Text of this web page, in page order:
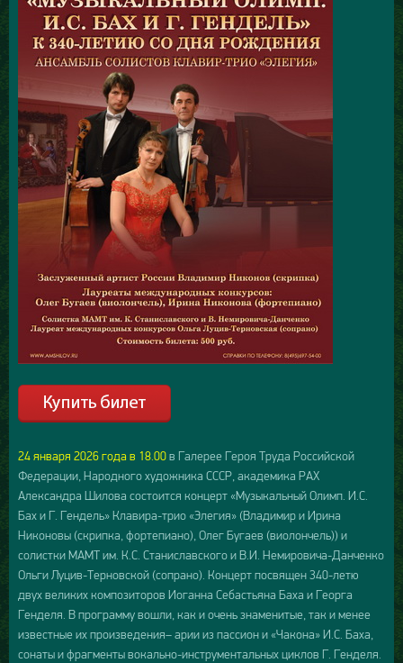
24 января 2026 года в 18.00в Галерее Героя Труда Российской
Федерации, Народного художника СССР, академика РАХ
Александра Шилова состоится концерт «Музыкальный Олимп. И.С.
Бах и Г. Гендель» Клавира-трио «Элегия» (Владимир и Ирина
Никоновы (скрипка, фортепиано), Олег Бугаев (виолончель)) и
солистки МАМТ им. К.С. Станиславского и В.И. Немировича-Данченко
Ольги Луцив-Терновской (сопрано). Концерт посвящен 340-летю
двух великих композиторов Иоганна Себастьяна Баха и Георга
Генделя. В программу вошли, как и очень знаменитые, так и менее
известные их произведения– арии из пассион и «Чакона» И.С. Баха,
сонаты и фрагменты вокально-инструментальных циклов Г. Генделя.